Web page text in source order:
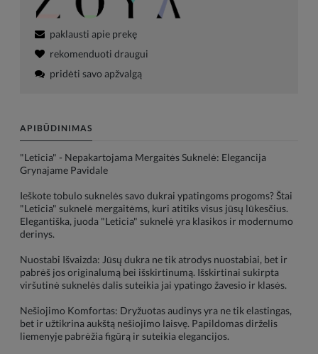
paklausti apie prekę
rekomenduoti draugui
pridėti savo apžvalgą
APIBŪDINIMAS
"Leticia" - Nepakartojama Mergaitės Suknelė: Elegancija
Grynajame Pavidale
Ieškote tobulo suknelės savo dukrai ypatingoms progoms? Štai
"Leticia" suknelė mergaitėms, kuri atitiks visus jūsų lūkesčius.
Elegantiška, juoda "Leticia" suknelė yra klasikos ir modernumo
derinys.
Nuostabi Išvaizda: Jūsų dukra ne tik atrodys nuostabiai, bet ir
pabrėš jos originalumą bei išskirtinumą. Išskirtinai sukirpta
viršutinė suknelės dalis suteikia jai ypatingo žavesio ir klasės.
Nešiojimo Komfortas: Dryžuotas audinys yra ne tik elastingas,
bet ir užtikrina aukštą nešiojimo laisvę. Papildomas dirželis
liemenyje pabrėžia figūrą ir suteikia elegancijos.